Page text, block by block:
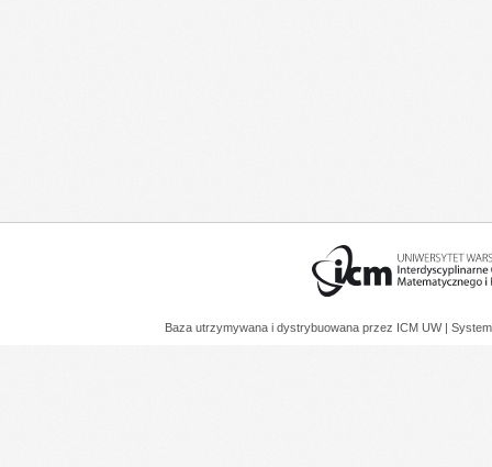
Baza utrzymywana i dystrybuowana przez ICM UW |